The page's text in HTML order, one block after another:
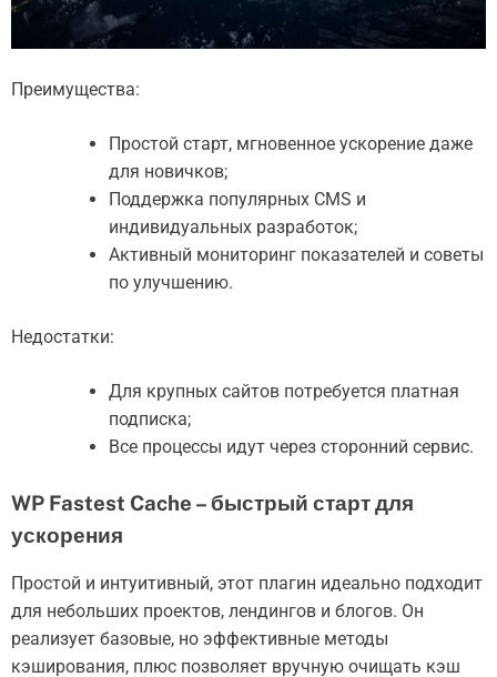
Преимущества:
Простой старт, мгновенное ускорение даже
для новичков;
Поддержка популярных CMS и
индивидуальных разработок;
Активный мониторинг показателей и советы
по улучшению.
Недостатки:
Для крупных сайтов потребуется платная
подписка;
Все процессы идут через сторонний сервис.
WP Fastest Cache – быстрый старт для
ускорения
Простой и интуитивный, этот плагин идеально подходит
для небольших проектов, лендингов и блогов. Он
реализует базовые, но эффективные методы
кэширования, плюс позволяет вручную очищать кэш